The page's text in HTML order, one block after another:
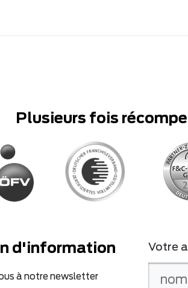
Plusieurs fois
d'information
à notre newsletter
Votre